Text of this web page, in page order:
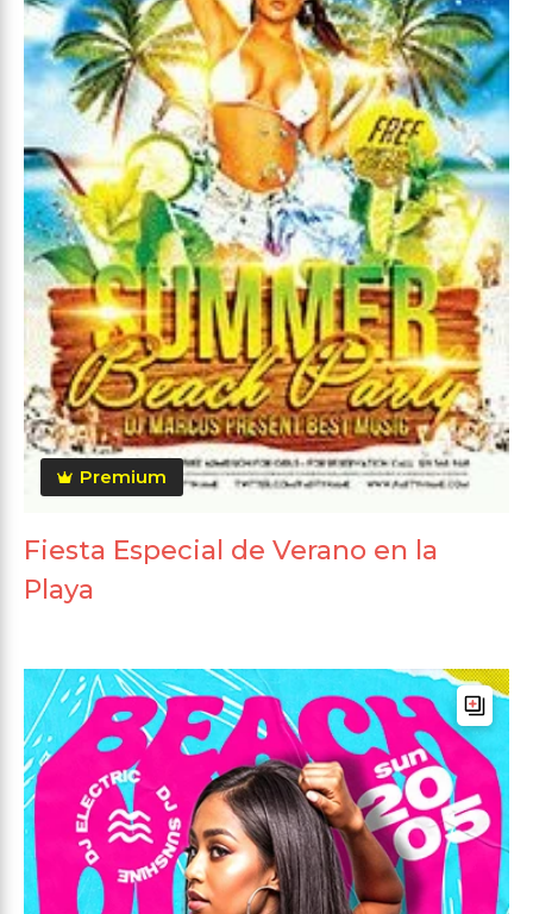
Premium
Fiesta Especial de Verano en la
Playa